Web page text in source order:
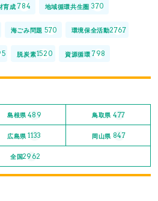
育成 784 地域循環共生圏 370
海ごみ問題 570 環境保全活動2767
脱炭素1520 資源循環 798
島根県 489 鳥取県 477
広島県 1133 岡山県 847
全国2962